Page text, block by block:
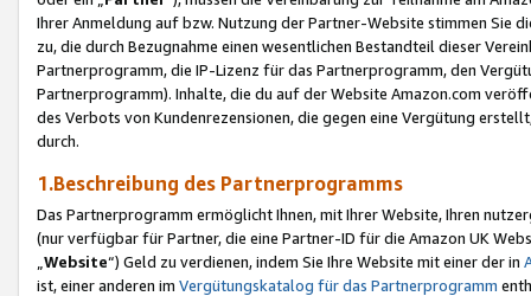
Ihrer Anmeldung auf bzw. Nutzung der Partner-Website stimmen Sie
zu, die durch Bezugnahme einen wesentlichen Bestandteil dieser
Partnerprogramm, die IP-Lizenz für das Partnerprogramm, den
Partnerprogramm). Inhalte, die du auf der Website Amazon.com
des Verbots von Kundenrezensionen, die gegen eine Vergütung
durch.
1.Beschreibung des Partnerprogramms
Das Partnerprogramm ermöglicht Ihnen, mit Ihrer Website, Ihren
(nur verfügbar für Partner, die eine Partner-ID für die Amazon UK
Website“) Geld zu verdienen, indem Sie Ihre Website mit einer der in
ist, einer anderen im Vergütungskatalog für das Partnerprogramm